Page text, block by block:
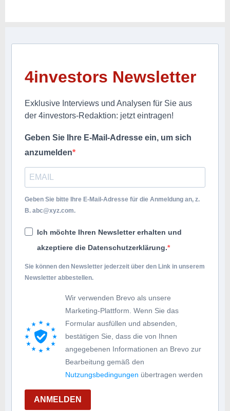
4investors Newsletter
Exklusive Interviews und Analysen für Sie aus
der 4investors-Redaktion: jetzt eintragen!
Geben Sie Ihre E-Mail-Adresse ein, um sich
anzumelden
Geben Sie bitte Ihre E-Mail-Adresse für die Anmeldung an, z.
B. abc@xyz.com.
Ich möchte Ihren Newsletter erhalten und
akzeptiere die Datenschutzerklärung.
Sie können den Newsletter jederzeit über den Link in unserem
Newsletter abbestellen.
Wir verwenden Brevo als unsere
Marketing-Plattform. Wenn Sie das
Formular ausfüllen und absenden,
bestätigen Sie, dass die von Ihnen
angegebenen Informationen an Brevo zur
Bearbeitung gemäß den
Nutzungsbedingungen übertragen werden
ANMELDEN